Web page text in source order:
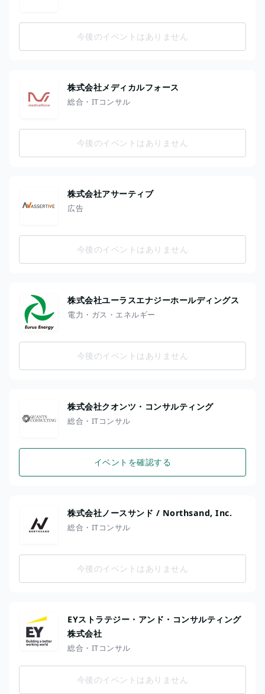
今後のイベントはありません
株式会社メディカルフォース
総合・ITコンサル
今後のイベントはありません
株式会社アサーティブ
広告
今後のイベントはありません
株式会社ユーラスエナジーホールディングス
電力・ガス・エネルギー
今後のイベントはありません
株式会社クオンツ・コンサルティング
総合・ITコンサル
イベントを確認する
株式会社ノースサンド / Northsand, Inc.
総合・ITコンサル
今後のイベントはありません
EYストラテジー・アンド・コンサルティング
株式会社
総合・ITコンサル
今後のイベントはありません